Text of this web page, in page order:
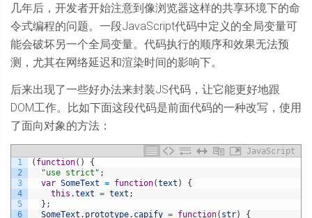
几年后，开发者开始注意到像浏览器这样的共享环境下的命
令式编程的问题。一段JavaScript代码中定义的全局变量可
能会破坏另一个全局变量。代码执行的顺序和效果无法预
测，尤其在网络延迟和渲染时间的影响下。
后来出现了一些好办法来封装JS代码，让它能更好地跟
DOM工作。比如下面这段代码是前面代码的一种改写，使用
了面向对象的方法：
JavaScript
1
2
3
4
5
6
( function( )
{
"use strict" ;
var SomeText = function(text )
{
this .text = text ;
} ;
SomeText . prototype. capify = function( str)
{